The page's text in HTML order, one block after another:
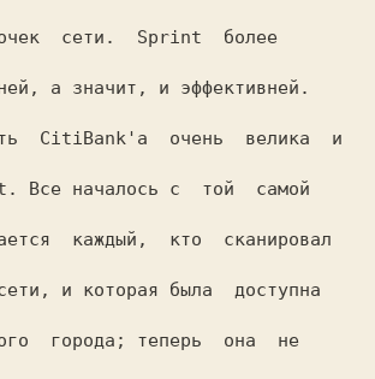
сети.  Sprint  более
а значит, и эффективней.
CitiBank'а  очень  велика  и
Все началось с  той  самой
каждый,  кто  сканировал
и которая была  доступна
города; теперь  она  не